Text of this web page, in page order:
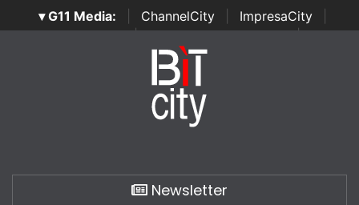
▾ G11 Media: ChannelCity ImpresaCity
SecurityOpenLab | Italian Channel Awards | Italian
Italian Security Awards
Newsletter